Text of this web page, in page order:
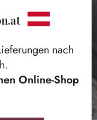
nach
Online-Shop